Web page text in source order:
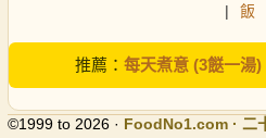
|
飯
推薦： 每天煮意 (3餸一湯)
©1999 to 2026 · FoodNo1.com · 二